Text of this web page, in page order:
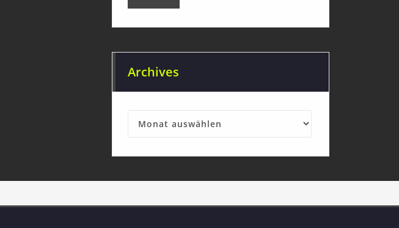
Archives